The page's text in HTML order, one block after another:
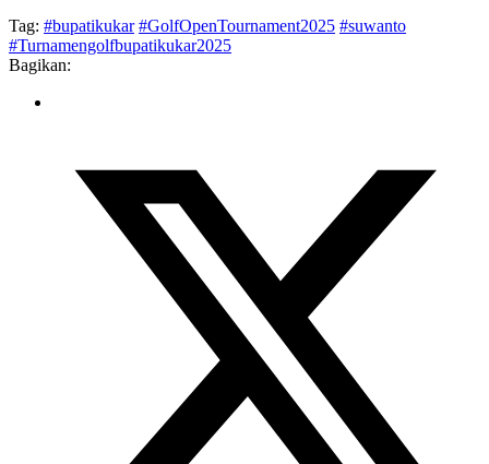
Tag: #bupatikukar #GolfOpenTournament2025 #suwanto
#Turnamengolfbupatikukar2025
Bagikan: